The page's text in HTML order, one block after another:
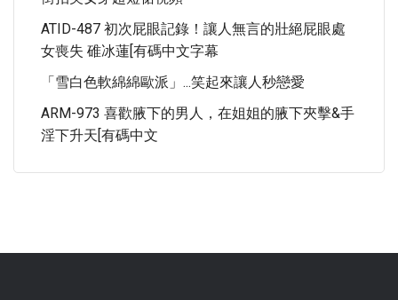
ATID-487 初次屁眼記錄！讓人無言的壯絕屁眼處
女喪失 碓冰蓮[有碼中文字幕
「雪白色軟綿綿歐派」...笑起來讓人秒戀愛
ARM-973 喜歡腋下的男人，在姐姐的腋下夾擊&手
淫下升天[有碼中文